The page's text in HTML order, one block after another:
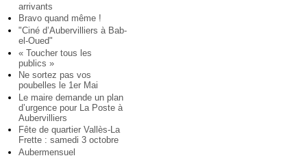
arrivants
Bravo quand même !
"Ciné d’Aubervilliers à Bab-
el-Oued"
« Toucher tous les
publics »
Ne sortez pas vos
poubelles le 1er Mai
Le maire demande un plan
d’urgence pour La Poste à
Aubervilliers
Fête de quartier Vallès-La
Frette : samedi 3 octobre
Aubermensuel